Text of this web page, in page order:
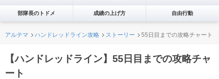
部隊長のトドメ 成績の上げ方 自由行動
アルテマ ハンドレッドライン攻略 ストーリー 55日目までの攻略チャート
【ハンドレッドライン】55日目までの攻略チャ
ート